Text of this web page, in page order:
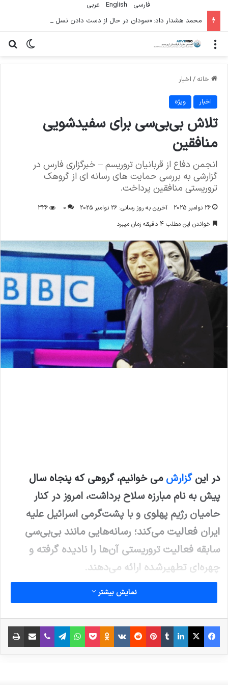
فارسی English
عربي
تغییر منو
خانه / اخبار
اخبار ویژه
تلاش بی‌بی‌سی برای سفیدشویی
منافقین
انجمن دفاع از قربانیان تروریسم – خبرگزاری فارس در
گزارشی به بررسی حمایت های رسانه ای از گروهک
تروریستی منافقین پرداخت.
26 نوامبر 2025 آخرین به روز رسانی: 26 نوامبر 2025 0
326
خواندن این مطلب 4 دقیقه زمان میبرد
در اینگزارش می خوانیم، گروهی که پنجاه سال
پیش به نام مبارزه سلاح برداشت، امروز در کنار
حامیان رژیم پهلوی و با پشت‌گرمی اسرائیل علیه
ایران فعالیت می‌کند؛ رسانه‌هایی مانند بی‌بی‌سی
سابقه فعالیت تروریستی آن‌ها را نادیده گرفته و
چهره‌ای تطهیرشده ارائه می‌دهند.
انتشار شاخص تروریسم جهانی در
سال 2022: افغانستان همچنان در
نمایش بیشتر
فیس بوک X لینکدین
‫تامبلر‫پین‌ترست
‫رددیت‫VKontakte
‫Odnoklassniki
پاکتواتس آپ تلگراموایبر اشتراک گذاری از طریق ایمیل